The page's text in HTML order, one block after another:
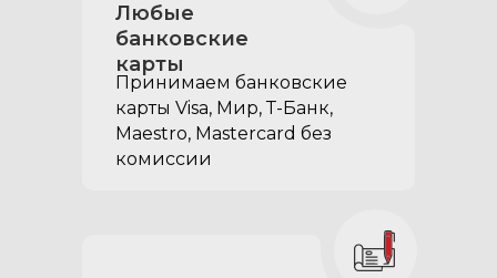
Клавишные замки для
более презентабельный
Любые
банковские
карты
Принимаем банковские
карты Visa, Мир, Т-Банк,
Maestro, Mastercard без
комиссии